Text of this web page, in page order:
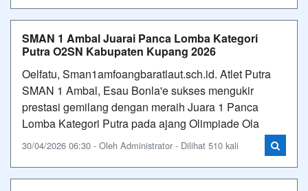
SMAN 1 Ambal Juarai Panca Lomba Kategori
Putra O2SN Kabupaten Kupang 2026
Oelfatu, Sman1amfoangbaratlaut.sch.id. Atlet Putra
SMAN 1 Ambal, Esau Bonla'e sukses mengukir
prestasi gemilang dengan meraih Juara 1 Panca
Lomba Kategori Putra pada ajang Olimpiade Ola
30/04/2026 06:30 - Oleh Administrator - Dilihat 510 kali